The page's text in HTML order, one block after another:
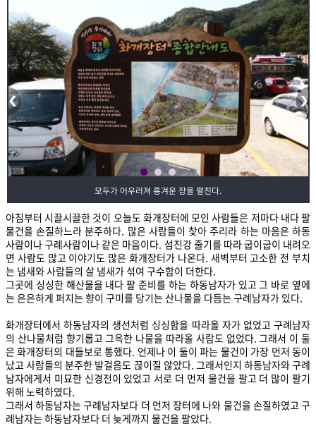
모두가 어우러져 흥겨운 장을 펼친다.
아침부터 시끌시끌한 것이 오늘도 화개장터에 모인 사람들은 저마다 내다 팔
물건을 손질하느라 분주하다. 많은 사람들이 찾아 주리라 하는 마음은 하동
사람이나 구례사람이나 같은 마음이다. 섬진강 줄기를 따라 굽이굽이 내려오
면 사람도 많고 이야기도 많은 화개장터가 나온다. 새벽부터 고소한 전 부치
는 냄새와 사람들의 살 냄새가 섞여 구수함이 더한다.
그곳에 싱싱한 해산물을 내다 팔 준비를 하는 하동남자가 있고 그 바로 옆에
는 은은하게 퍼지는 향이 구미를 당기는 산나물을 다듬는 구례남자가 있다.
화개장터에서 하동남자의 생선처럼 싱싱함을 따라올 자가 없었고 구례남자
의 산나물처럼 향기롭고 그윽한 나물을 따라올 사람도 없었다. 그래서 이 둘
은 화개장터의 대들보로 통했다. 언제나 이 둘이 파는 물건이 가장 먼저 동이
났고 사람들의 분주한 발걸음도 끊이질 않았다. 그래서인지 하동남자와 구례
남자에게서 미묘한 신경전이 있었고 서로 더 먼저 물건을 팔고 더 많이 팔기
위해 노력하였다.
그래서 하동남자는 구례남자보다 더 먼저 장터에 나와 물건을 손질하였고 구
례남자는 하동남자보다 더 늦게까지 물건을 팔았다.